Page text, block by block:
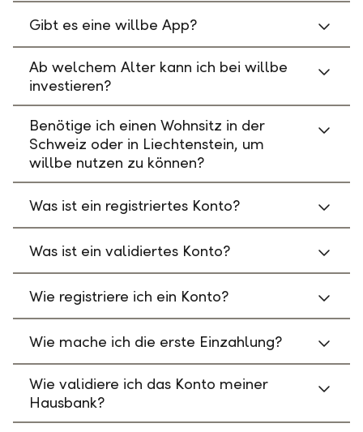
Gibt es eine willbe App?
Ab welchem Alter kann ich bei willbe
investieren?
Benötige ich einen Wohnsitz in der
Schweiz oder in Liechtenstein, um
willbe nutzen zu können?
Was ist ein registriertes Konto?
Was ist ein validiertes Konto?
Wie registriere ich ein Konto?
Wie mache ich die erste Einzahlung?
Wie validiere ich das Konto meiner
Hausbank?